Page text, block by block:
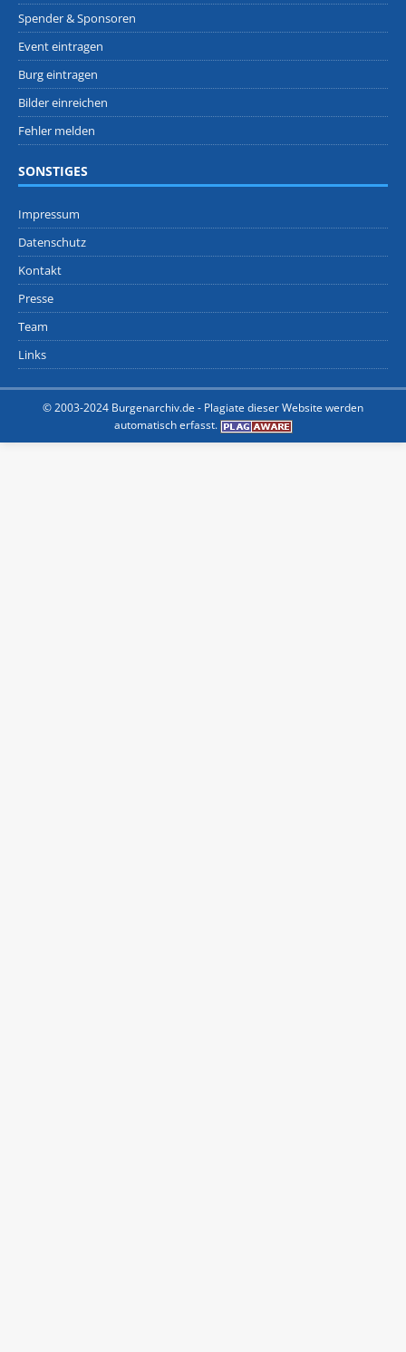
Spender & Sponsoren
Event eintragen
Burg eintragen
Bilder einreichen
Fehler melden
SONSTIGES
Impressum
Datenschutz
Kontakt
Presse
Team
Links
© 2003-2024 Burgenarchiv.de - Plagiate dieser Website werden
automatisch erfasst.